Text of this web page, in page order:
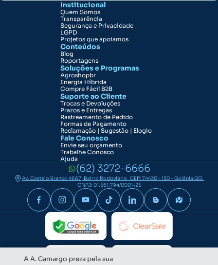
Institucional
Quem Somos
Transparência
Segurança e Privacidade
LGPD
Projetos que apoiamos
Conteúdos
Blog
Roportagens
Soluções e Programas
Agroshopbr
Energia Híbrida
Compre Fácil B2B
Suporte ao Cliente
Trocas e Devoluções
Prazos e Entregas
Rastreamento de Pedido
Formas de Pagamento
Reclamação | Sugestão | Elogio
Fale Conosco
Envie seu orçamento
Trabalhe Conosco
Ajuda
(62) 3272-6666
Av. Castelo Branco 4667, Bairro Rodoviário CEP: 74430 - 130 - Goiânia GO.
CNPJ: 01.561.794/0001-25
A A. Camargo preza pela sua